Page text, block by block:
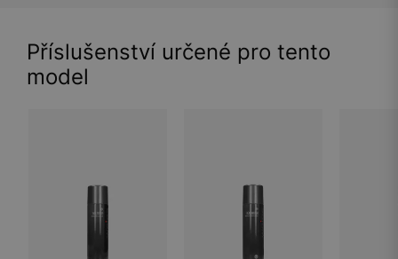
Příslušenství určené pro tento
model